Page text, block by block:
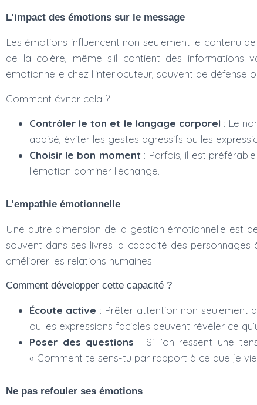
L’impact des émotions sur le message
Les émotions influencent non seulement le contenu
de la colère, même s’il contient des informations
émotionnelle chez l’interlocuteur, souvent de défense
Comment éviter cela ?
Contrôler le ton et le langage corporel : Le
apaisé, éviter les gestes agressifs ou les
Choisir le bon moment : Parfois, il est
l’émotion dominer l’échange.
L’empathie émotionnelle
Une autre dimension de la gestion émotionnelle est
souvent dans ses livres la capacité des
améliorer les relations humaines.
Comment développer cette capacité ?
Écoute active : Prêter attention non seulement
ou les expressions faciales peuvent révéler ce
Poser des questions : Si l’on ressent une
« Comment te sens-tu par rapport à ce que je
Ne pas refouler ses émotions